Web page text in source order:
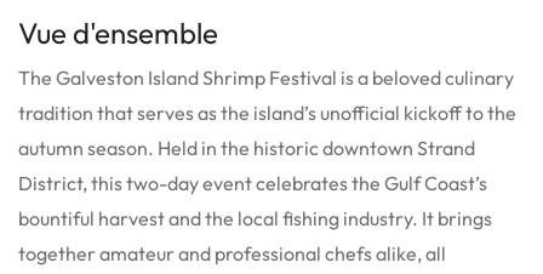
Vue d'ensemble
The Galveston Island Shrimp Festival is a beloved culinary
tradition that serves as the island’s unofficial kickoff to the
autumn season. Held in the historic downtown Strand
District, this two-day event celebrates the Gulf Coast’s
bountiful harvest and the local fishing industry. It brings
together amateur and professional chefs alike, all